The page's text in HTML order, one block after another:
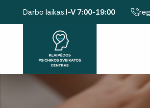
Darbo laikas:I-V 7:00-19:00